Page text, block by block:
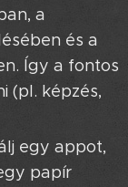
a
és a
Így a fontos
(pl. képzés,
egy appot,
papír